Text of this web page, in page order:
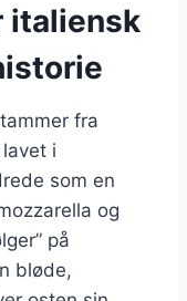
italiensk
fra
i
som en
og
på
bløde,